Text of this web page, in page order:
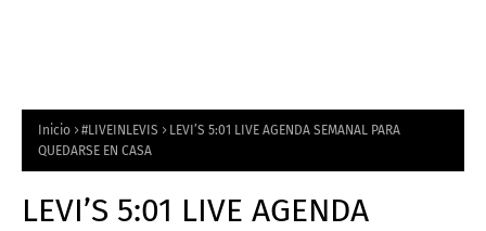
Inicio #LIVEINLEVIS
LEVI’S 5:01 LIVE AGENDA SEMANAL PARA
QUEDARSE EN CASA
LEVI’S 5:01 LIVE AGENDA